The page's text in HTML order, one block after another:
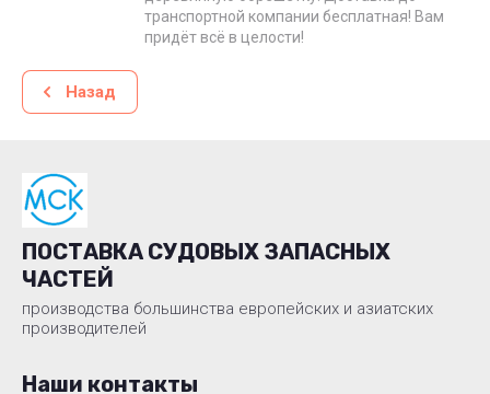
транспортной компании бесплатная! Вам
придёт всё в целости!
Назад
ПОСТАВКА СУДОВЫХ ЗАПАСНЫХ
ЧАСТЕЙ
производства большинства европейских и азиатских
производителей
Наши контакты